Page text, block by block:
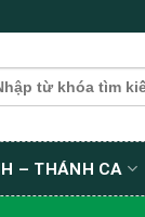
– THÁNH CA